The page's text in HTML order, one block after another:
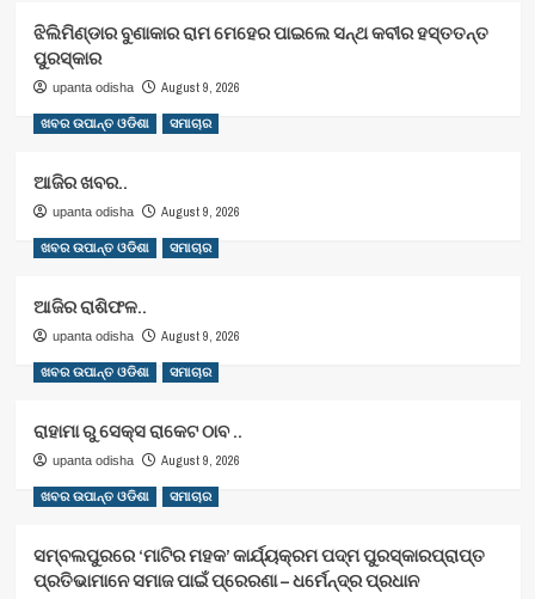
ଝିଲିମିଣ୍ଡାର ବୁଣାକାର ରାମ ମେହେର ପାଇଲେ ସନ୍ଥ କବୀର ହସ୍ତତନ୍ତ
ପୁରସ୍କାର
upanta odisha August 9, 2026
ଖବର ଉପାନ୍ତ ଓଡିଶା ସମାଚାର
ଆଜିର ଖବର..
upanta odisha August 9, 2026
ଖବର ଉପାନ୍ତ ଓଡିଶା ସମାଚାର
ଆଜିର ରାଶିଫଳ..
upanta odisha August 9, 2026
ଖବର ଉପାନ୍ତ ଓଡିଶା ସମାଚାର
ରାହାମା ରୁ ସେକ୍ସ ରାକେଟ ଠାବ ..
upanta odisha August 9, 2026
ଖବର ଉପାନ୍ତ ଓଡିଶା ସମାଚାର
ସମ୍ବଲପୁରରେ ‘ମାଟିର ମହକ’ କାର୍ଯ୍ୟକ୍ରମ ପଦ୍ମ ପୁରସ୍କାରପ୍ରାପ୍ତ
ପ୍ରତିଭାମାନେ ସମାଜ ପାଇଁ ପ୍ରେରଣା – ଧର୍ମେନ୍ଦ୍ର ପ୍ରଧାନ